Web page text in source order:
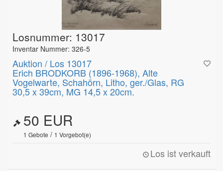
Losnummer: 13017
Inventar Nummer: 326-5
Auktion / Los 13017
Erich BRODKORB (1896-1968), Alte
Vogelwarte, Schahörn, Litho, ger./Glas, RG
30,5 x 39cm, MG 14,5 x 20cm.
50 EUR
1 Gebote / 1 Vorgebot(e)
Los ist verkauft